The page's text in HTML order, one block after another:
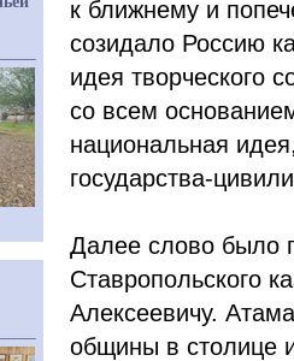
к ближнему и
созидало Россию
идея творческого
со всем
национальная
государства-
Далее слово было
Ставропольского
Алексеевичу.
общины в столице